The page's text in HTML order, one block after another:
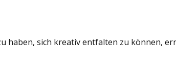
haben, sich kreativ entfalten zu können,